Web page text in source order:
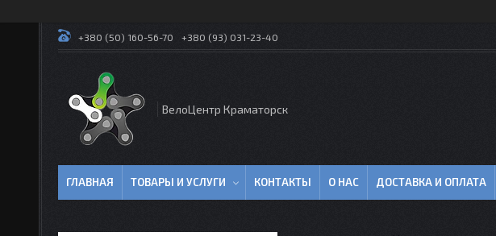
+380 (50) 160-56-70 +380 (93) 031-23-40
ВелоЦентр Краматорск
ГЛАВНАЯ ТОВАРЫ И УСЛУГИ КОНТАКТЫ О НАС ДОСТАВКА И ОПЛАТА